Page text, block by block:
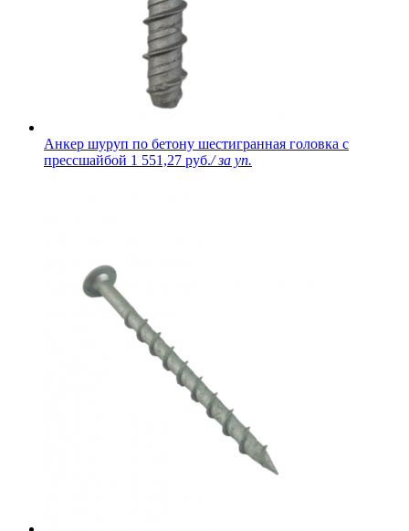
Анкер шуруп по бетону шестигранная головка с
прессшайбой 1 551,27 руб./ за уп.